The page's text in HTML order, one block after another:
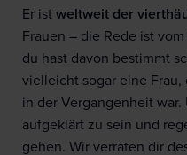
Er ist weltweit der
Frauen – die Rede ist
du hast davon bestimmt
vielleicht sogar eine Frau,
in der Vergangenheit war.
aufgeklärt zu sein und
gehen. Wir verraten dir